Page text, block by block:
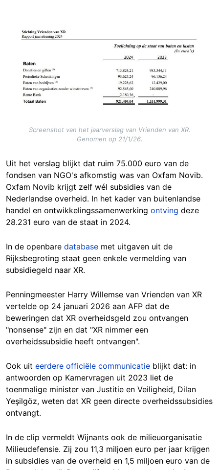
Image
Screenshot van het jaarverslag van Vrienden van XR.
Genomen op 21/1/26.
Uit het verslag blijkt dat ruim 75.000 euro van de
fondsen van NGO's afkomstig was van Oxfam Novib.
Oxfam Novib krijgt zelf wél subsidies van de
Nederlandse overheid. In het kader van buitenlandse
handel en ontwikkelingssamenwerking ontving deze
28.231 euro van de staat in 2024.
In de openbare database met uitgaven uit de
Rijksbegroting staat geen enkele vermelding van
subsidiegeld naar XR.
Penningmeester Harry Willemse van Vrienden van XR
vertelde op 24 januari 2026 aan AFP dat de
beweringen dat XR overheidsgeld zou ontvangen
"nonsense" zijn en dat "XR nimmer een
overheidssubsidie heeft ontvangen".
Ook uit eerdere officiële communicatie blijkt dat: in
antwoorden op Kamervragen uit 2023 liet de
toenmalige minister van Justitie en Veiligheid, Dilan
Yeşilgöz, weten dat XR geen directe overheidssubsidies
ontvangt.
In de clip vermeldt Wijnants ook de milieuorganisatie
Milieudefensie. Zij zou 11,3 miljoen euro per jaar krijgen
in subsidies van de overheid en 1,5 miljoen euro van de